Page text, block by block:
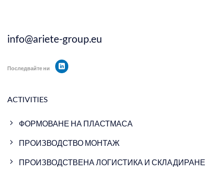
ACTIVITIES
ФОРМОВАНЕ НА ПЛАСТМАСА
ПРОИЗВОДСТВО МОНТАЖ
ПРОИЗВОДСТВЕНА ЛОГИСТИКА И СКЛАДИРАНЕ
info@ariete-group.eu
Последвайте ни